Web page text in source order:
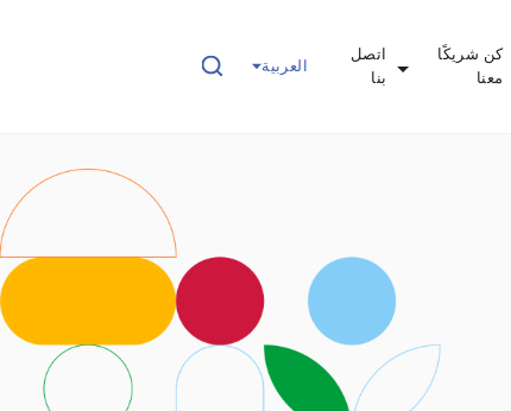
كن شريكًا
معنا
اتصل
بنا
العربية